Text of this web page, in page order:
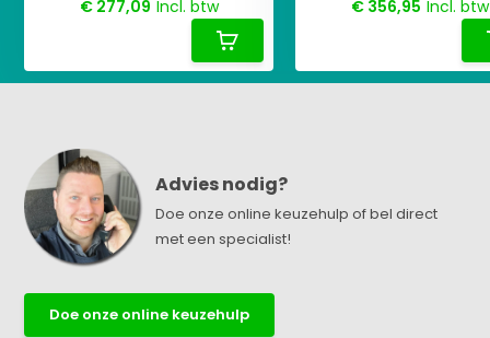
€ 277,09 Incl. btw € 356,95 Incl. btw
Advies nodig?
Doe onze online keuzehulp of bel direct
met een specialist!
Doe onze online keuzehulp